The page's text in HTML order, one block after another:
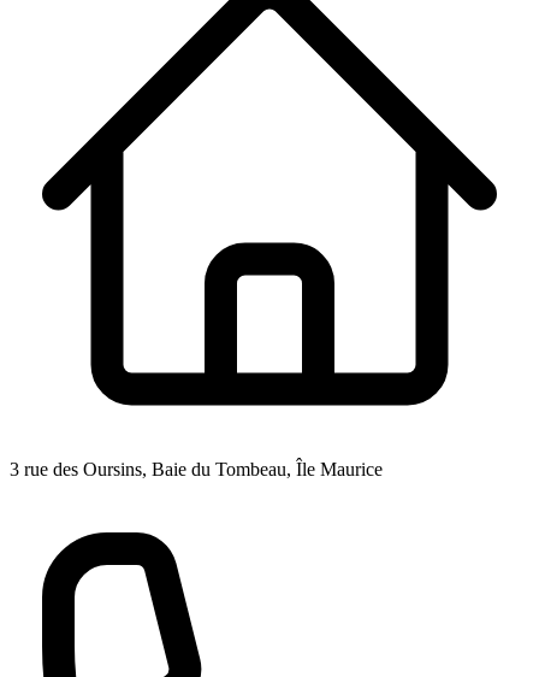
3 rue des Oursins, Baie du Tombeau, Île Maurice